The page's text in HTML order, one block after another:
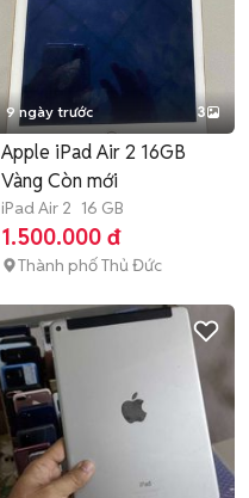
9 ngày trước 3
Apple iPad Air 2 16GB
Vàng Còn mới
iPad Air 2 16 GB
1.500.000 đ
Thành phố Thủ Đức